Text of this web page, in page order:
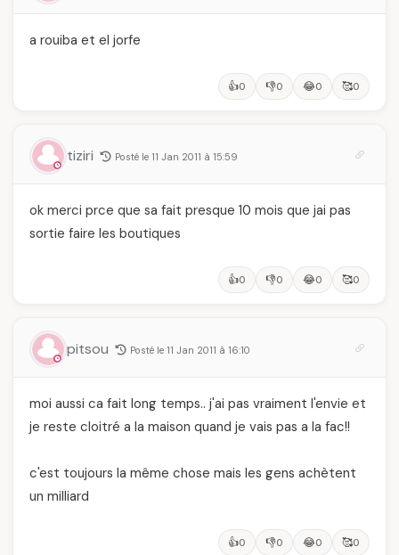
a rouiba et el jorfe
👍0 👎0 😂0 🥰0
tiziri Posté le 11 Jan 2011 à 15:59
ok merci prce que sa fait presque 10 mois que jai pas
sortie faire les boutiques
👍0 👎0 😂0 🥰0
pitsou Posté le 11 Jan 2011 à 16:10
moi aussi ca fait long temps.. j'ai pas vraiment l'envie et
je reste cloitré a la maison quand je vais pas a la fac!!
c'est toujours la même chose mais les gens achètent
un milliard
👍0 👎0 😂0 🥰0